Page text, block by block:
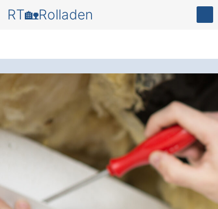
RT🏡Rolladen
Mehr Sicherheit und
Komfortfür Ihr
Zuhause – mit einem
modernen Rollladen